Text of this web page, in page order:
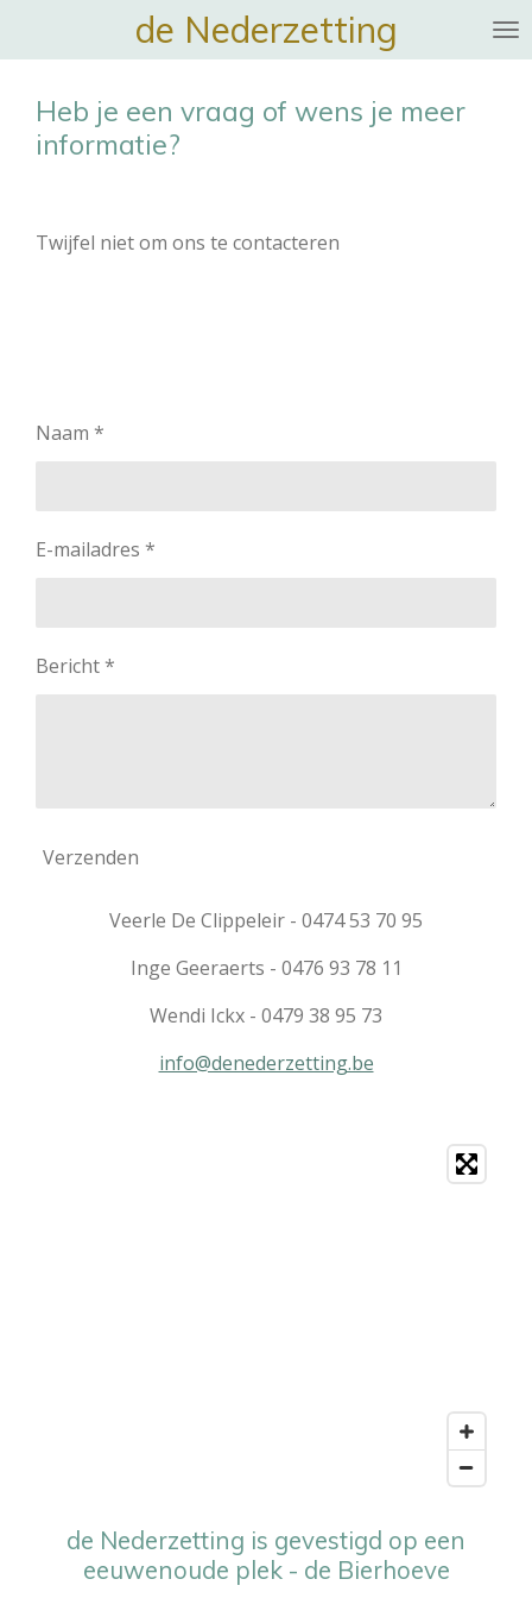
hoofdinhoud
de Nederzetting
Heb je een vraag of wens je meer
informatie?
Twijfel niet om ons te contacteren
Naam *
E-mailadres *
Bericht *
Verzenden
Veerle De Clippeleir - 0474 53 70 95
Inge Geeraerts - 0476 93 78 11
Wendi Ickx - 0479 38 95 73
info@denederzetting.be
de Nederzetting is gevestigd op een
eeuwenoude plek - de Bierhoeve